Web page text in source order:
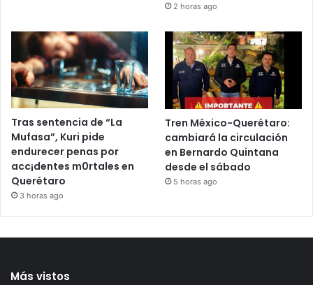
2 horas ago
Tras sentencia de “La
Mufasa”, Kuri pide
endurecer penas por
acc¡dentes m0rtales en
Querétaro
3 horas ago
Tren México-Querétaro:
cambiará la circulación
en Bernardo Quintana
desde el sábado
5 horas ago
Más vistos